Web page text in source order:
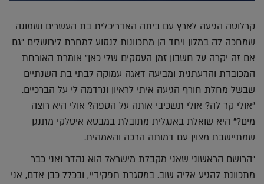
קרלוטה הגיעה לארץ עם ביתה האדריכלית בת העשרים ושמונה
שמחכה לה במלון ויחד הן מתכוונות לנסוע למחרת לירושלים "גם
אם זה יקרה על חשבון זמן העסקים שלי כאן" אומרת האורחת
המכובדת והדעתנית ומביעה דאגה עמוקה לבתי בת השנתיים
שבשל מחלת חורף הגיעה איתי לראיון ונרדמה לי על הברכיים.
"אולי קר לה? אולי תשכיבי אותה על הספה? אולי היא רוצה
מים?" היא שואלת באנגלית מתובלת במבטא איטלקי מתנגן
שמתיישבת מצוין עם דמותה הרכה והאמהית.
"הרושם הראשוני שאני מקבלת מישראל הוא נהדר ואני כבר
מתכוונת להגיע אליה שוב. במסגרת תפקידיי, ובכלל כבן אדם, אני